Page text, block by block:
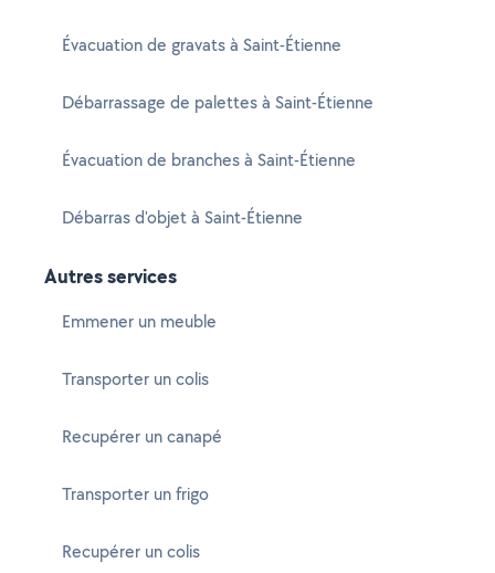
Évacuation de gravats à Saint-Étienne
Débarrassage de palettes à Saint-Étienne
Évacuation de branches à Saint-Étienne
Débarras d'objet à Saint-Étienne
Autres services
Emmener un meuble
Transporter un colis
Recupérer un canapé
Transporter un frigo
Recupérer un colis